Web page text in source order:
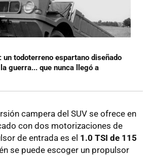
un todoterreno espartano diseñado
guerra... que nunca llegó a
campera del SUV se ofrece en
con dos motorizaciones de
de entrada es el 1.0 TSI de 115
se puede escoger un propulsor